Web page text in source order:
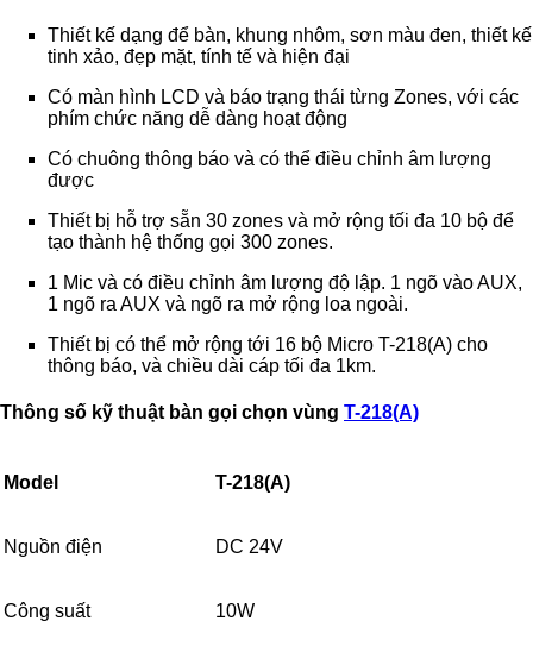
Thiết kế dạng để bàn, khung nhôm, sơn màu đen, thiết kế
tinh xảo, đẹp mặt, tính tế và hiện đại
Có màn hình LCD và báo trạng thái từng Zones, với các
phím chức năng dễ dàng hoạt động
Có chuông thông báo và có thể điều chỉnh âm lượng
được
Thiết bị hỗ trợ sẵn 30 zones và mở rộng tối đa 10 bộ để
tạo thành hệ thống gọi 300 zones.
1 Mic và có điều chỉnh âm lượng độ lập. 1 ngõ vào AUX,
1 ngõ ra AUX và ngõ ra mở rộng loa ngoài.
Thiết bị có thể mở rộng tới 16 bộ Micro T-218(A) cho
thông báo, và chiều dài cáp tối đa 1km.
Thông số kỹ thuật bàn gọi chọn vùng T-218(A)
Model T-218(A)
Nguồn điện DC 24V
Công suất 10W